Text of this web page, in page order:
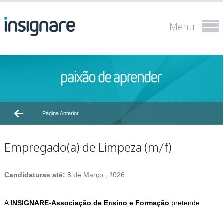
Menu
Página Anterior
Empregado(a) de Limpeza (m/f)
Candidaturas até: 8 de Março , 2026
AINSIGNARE-Associação de Ensino e Formação pretende